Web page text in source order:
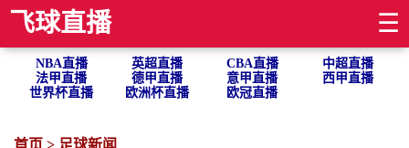
飞球直播 ☰
NBA直播 英超直播 CBA直播
中超直播
法甲直播
德甲直播 意甲直播
西甲直播
世界杯直播
欧洲杯直播 欧冠直播
首页 > 足球新闻